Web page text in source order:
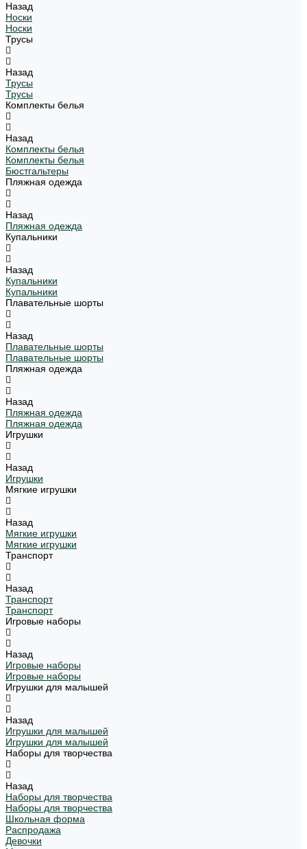
Назад
Носки
Носки
Трусы
Назад
Трусы
Трусы
Комплекты белья
Назад
Комплекты белья
Комплекты белья
Бюстгальтеры
Пляжная одежда
Назад
Пляжная одежда
Купальники
Назад
Купальники
Купальники
Плавательные шорты
Назад
Плавательные шорты
Плавательные шорты
Пляжная одежда
Назад
Пляжная одежда
Пляжная одежда
Игрушки
Назад
Игрушки
Мягкие игрушки
Назад
Мягкие игрушки
Мягкие игрушки
Транспорт
Назад
Транспорт
Транспорт
Игровые наборы
Назад
Игровые наборы
Игровые наборы
Игрушки для малышей
Назад
Игрушки для малышей
Игрушки для малышей
Наборы для творчества
Назад
Наборы для творчества
Наборы для творчества
Школьная форма
Распродажа
Девочки